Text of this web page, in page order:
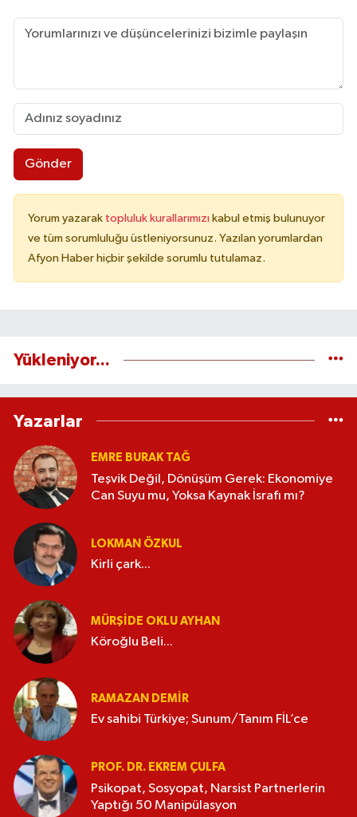
Gönder
Yorum yazarak topluluk kurallarımızı kabul etmiş bulunuyor
ve tüm sorumluluğu üstleniyorsunuz. Yazılan yorumlardan
Afyon Haber hiçbir şekilde sorumlu tutulamaz.
Yükleniyor...
Yazarlar
EMRE BURAK TAĞ
Teşvik Değil, Dönüşüm Gerek: Ekonomiye
Can Suyu mu, Yoksa Kaynak İsrafı mı?
LOKMAN ÖZKUL
Kirli çark...
MÜRŞIDE OKLU AYHAN
Köroğlu Beli...
RAMAZAN DEMİR
Ev sahibi Türkiye; Sunum/Tanım FİL’ce
PROF. DR. EKREM ÇULFA
Psikopat, Sosyopat, Narsist Partnerlerin
Yaptığı 50 Manipülasyon